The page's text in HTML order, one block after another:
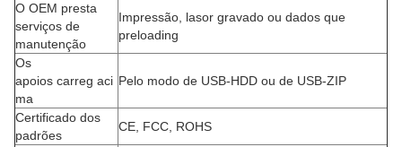
O OEM presta
serviços de
manutenção
Impressão, lasor gravado ou dados que
preloading
Os
apoios carreg aci
ma
Pelo modo de USB-HDD ou de USB-ZIP
Certificado dos
padrões
CE, FCC, ROHS